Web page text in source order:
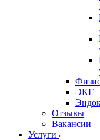
ЭКГ
Отзывы
Вакансии
Услуги